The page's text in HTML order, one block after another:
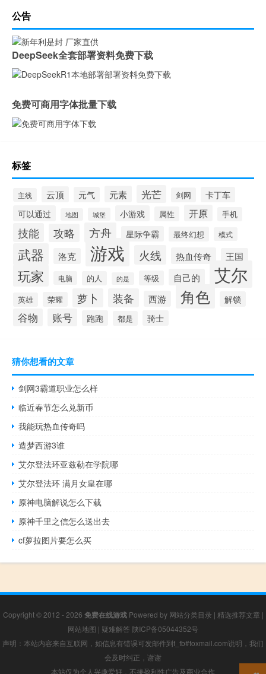
公告
DeepSeek全套部署资料免费下载
免费可商用字体批量下载
标签
主线 云顶 元气 元素 光芒 剑网 卡丁车
可以通过 地图 城堡 小游戏 属性 开原 手机
技能 攻略 方舟 星际争霸 最终幻想 模式
武器 洛克 游戏 火线 热血传奇 王国
玩家 电脑 的人 的是 等级 自己的 艾尔
英雄 荣耀 萝卜 装备 西游 角色 解锁
谷物 账号 跑跑 都是 骑士
猜你想看的文章
剑网3霸道职业怎么样
临近春节怎么兑新币
我能玩热血传奇吗
造梦西游3谁
艾尔登法环亚兹勒在学院哪
艾尔登法环 满月女皇在哪
原神电脑解说怎么下载
原神千里之信怎么送出去
cf萝拉图片要怎么买
Copyright © 2012 - 2026 免费在线游戏Powered by 网站分类目录 | 精选推荐文章 |
网站地图 | 疑难解答 陕ICP备05044352号
声明：本站内容来自互联网，如信息有错误可发邮件到f_fb#foxmail.com说明，我们
会及时纠正，谢谢
本站仅为个人兴趣爱好，不接盈利性广告及商业合作